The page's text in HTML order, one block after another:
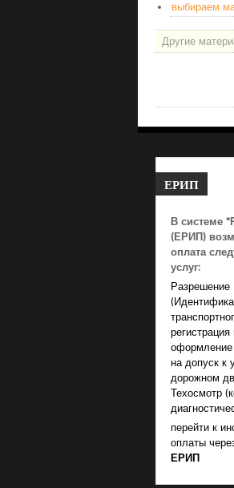
выбираем
Другие
ЕРИП
В системе
(ЕРИП)
оплата
услуг:
Разрешение
регистрация
оформление
на допуск к
дорожном
Техосмотр
перейти к
оплаты
ЕРИП